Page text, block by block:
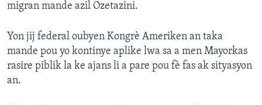
migran mande azil Ozetazini.
Yon jij federal oubyen Kongrè Ameriken an taka
mande pou yo kontinye aplike lwa sa a men Mayorkas
rasire piblik la ke ajans li a pare pou fè fas ak sityasyon
an.